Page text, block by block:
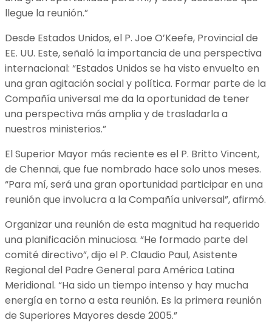
llegue la reunión.”
Desde Estados Unidos, el P. Joe O’Keefe, Provincial de
EE. UU. Este, señaló la importancia de una perspectiva
internacional: “Estados Unidos se ha visto envuelto en
una gran agitación social y política. Formar parte de la
Compañía universal me da la oportunidad de tener
una perspectiva más amplia y de trasladarla a
nuestros ministerios.”
El Superior Mayor más reciente es el P. Britto Vincent,
de Chennai, que fue nombrado hace solo unos meses.
“Para mí, será una gran oportunidad participar en una
reunión que involucra a la Compañía universal”, afirmó.
Organizar una reunión de esta magnitud ha requerido
una planificación minuciosa. “He formado parte del
comité directivo”, dijo el P. Claudio Paul, Asistente
Regional del Padre General para América Latina
Meridional. “Ha sido un tiempo intenso y hay mucha
energía en torno a esta reunión. Es la primera reunión
de Superiores Mayores desde 2005.”